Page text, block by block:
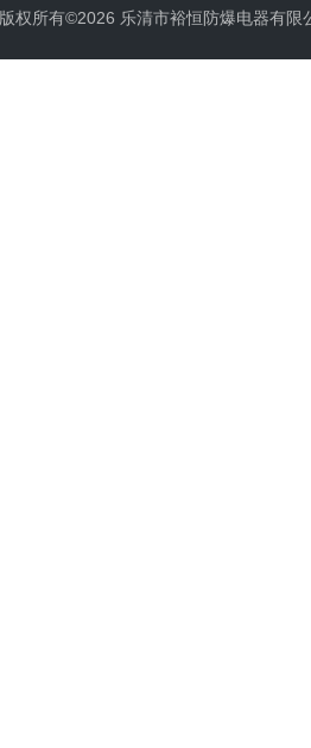
版权所有©2026 乐清市裕恒防爆电器有